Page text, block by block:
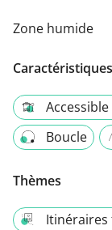
Zone humide
Caractéristiques
Boucle
Thèmes